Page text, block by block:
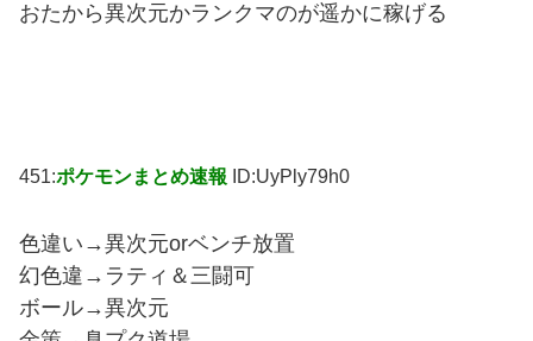
おたから異次元かランクマのが遥かに稼げる
451:ポケモンまとめ速報 ID:UyPly79h0
色違い→異次元orベンチ放置
幻色違→ラティ＆三闘可
ボール→異次元